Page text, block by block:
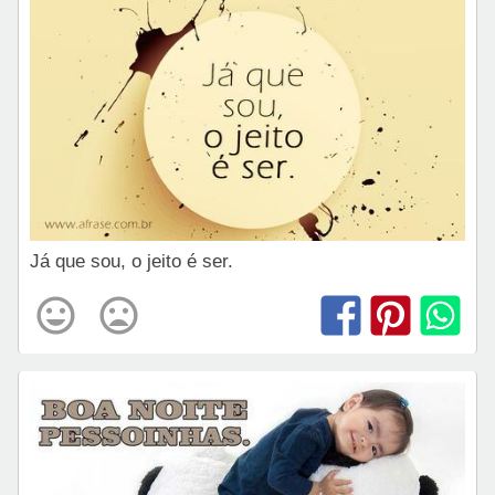
Já que sou, o jeito é ser.